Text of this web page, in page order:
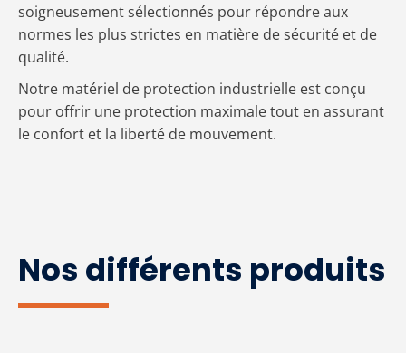
soigneusement sélectionnés pour répondre aux
normes les plus strictes en matière de sécurité et de
qualité.
Notre matériel de protection industrielle est conçu
pour offrir une protection maximale tout en assurant
le confort et la liberté de mouvement.
Nos différents produits